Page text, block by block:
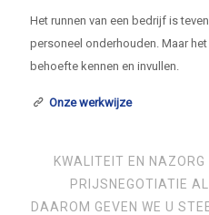
Het runnen van een bedrijf is
personeel onderhouden. Maar
behoefte kennen en invullen.
Onze werkwijze
KWALITEIT EN
PRIJSNEGOTIATIE
DAAROM GEVEN WE U